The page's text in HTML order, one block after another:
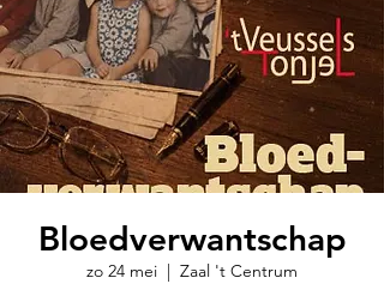
Bloedverwantschap
zo 24 mei
  |
Zaal 't Centrum